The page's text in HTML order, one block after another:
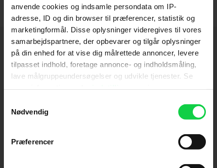
anvende cookies og indsamle persondata om IP-
adresse, ID og din browser til præferencer, statistik og
marketingformål. Disse oplysninger videregives til vores
samarbejdspartnere, der opbevarer og tilgår oplysninger
på din enhed for at vise dig målrettede annoncer, levere
tilpasset indhold, foretage annonce- og indholdsmåling,
lave målgruppeundersøgelser og udvikle tjenester. Se
tilbage eller ændre indstillinger fra vores
"Cookiedeklaration", eller ved at trykke på "Privacy
Nødvendig
Præferencer
Hold dig opdateret
Send
Kino.dks